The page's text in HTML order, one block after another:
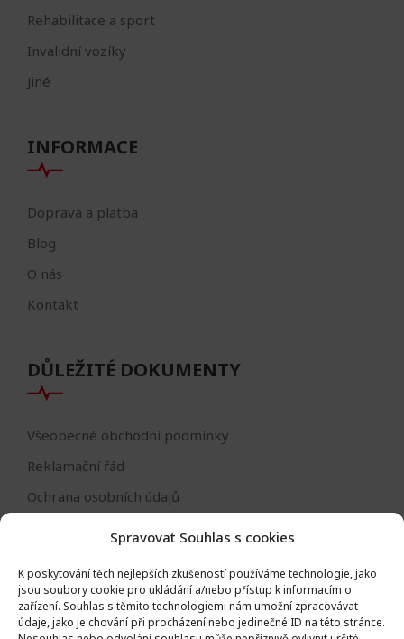
Spravovat Souhlas s cookies
K poskytování těch nejlepších zkušeností používáme technologie, jako
jsou soubory cookie pro ukládání a/nebo přístup k informacím o
zařízení. Souhlas s těmito technologiemi nám umožní zpracovávat
údaje, jako je chování při procházení nebo jedinečné ID na této stránce.
Rehabilitace a sport
Invalidní vozíky
Jiné
INFORMACE
Doprava a platba
Blog
O nás
Kontakt
DŮLEŽITÉ DOKUMENTY
Všeobecné obchodní podmínky
Reklamační řád
Ochrana osobních údajů
Formulář - odstoupení od smlouvy
Odstoupení od smlouvy